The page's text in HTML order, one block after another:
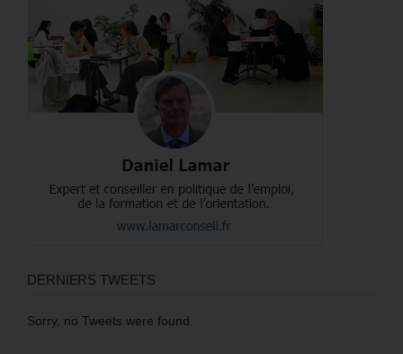
DERNIERS TWEETS
Sorry, no Tweets were found.